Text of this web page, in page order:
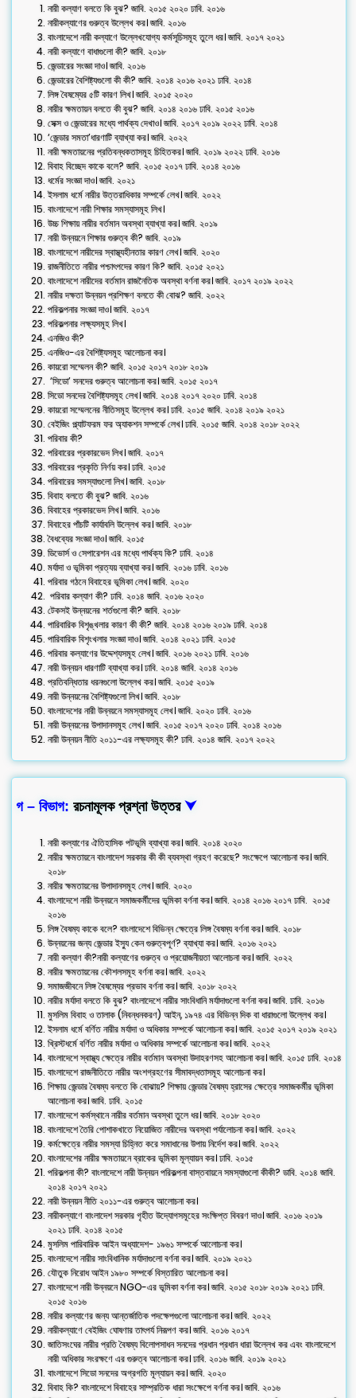
নারী কল্যাণ বলতে কি বুঝ? জাবি. ২০১৫ ২০২০ ঢাবি. ২০১৬
নারীকল্যাণের গুরুত্ব উল্লেখ কর। জাবি. ২০১৬
বাংলাদেশে নারী কল্যাণে উল্লেখযোগ্য কর্মসূচিসমূহ তুলে ধর। জাবি. ২০১৭ ২০২১
নারী কল্যাণে বাধাগুলো কী? জাবি. ২০১৮
জেন্ডারের সংজ্ঞা দাও। জাবি. ২০১৬
জেন্ডারের বৈশিষ্ট্যগুলো কী কী? জাবি. ২০১৪ ২০১৬ ২০২১ ঢাবি. ২০১৪
লিঙ্গ বৈষম্যের ৫টি কারণ লিখ। জাবি. ২০১৫ ২০২০
নারীর ক্ষমতায়ন বলতে কী বুঝ? জাবি. ২০১৪ ২০১৬ ঢাবি. ২০১৫ ২০১৬
সেক্স ও জেন্ডারের মধ্যে পার্থক্য দেখাও। জাবি. ২০১৭ ২০১৯ ২০২২ ঢাবি. ২০১৪
‘জেন্ডার সমতা’ধারণাটি ব্যাখ্যা কর। জাবি. ২০২২
নারী ক্ষমতায়নের প্রতিবন্ধকতাসমূহ চিহিতকর। জাবি. ২০১৯ ২০২২ ঢাবি. ২০১৬
বিবাহ বিচ্ছেদ কাকে বলে? জাবি. ২০১৫ ২০১৭ ঢাবি. ২০১৪ ২০১৬
ধর্মের সংজ্ঞা দাও। জাবি. ২০২১
ইসলাম ধর্মে নারীর উত্তরাধিকার সম্পর্কে লেখ। জাবি. ২০২২
বাংলাদেশে নারী শিক্ষার সমস্যাসমূহ লিখ।
উচ্চ শিক্ষায় নারীর বর্তমান অবস্থা ব্যাখ্যা কর। জাবি. ২০১৯
নারী উন্নয়নে শিক্ষার গুরুত্ব কী? জাবি. ২০১৯
বাংলাদেশে নারীদের স্বাস্থ্যহীনতার কারণ লেখ। জাবি. ২০২০
রাজনীতিতে নারীর পশ্চাৎপদের কারণ কি? জাবি. ২০১৫ ২০২১
বাংলাদেশে নারীদের বর্তমান রাজনৈতিক অবস্থা বর্ণনা কর। জাবি. ২০১৭ ২০১৯ ২০২২
নারীর দক্ষতা উন্নয়ন প্রশিক্ষণ বলতে কী বোঝ? জাবি. ২০২২
পরিকল্পনার সংজ্ঞা দাও। জাবি. ২০১৭
পরিকল্পনার লক্ষ্যসমূহ লিখ।
এনজিও কী?
এনজিও-এর বৈশিষ্ট্যসমূহ আলোচনা কর।
কায়রো সম্মেলন কী? জাবি. ২০১৫ ২০১৭ ২০১৮ ২০১৯
‘সিডো’ সনদের গুরুত্ব আলোচনা কর। জাবি. ২০১৫ ২০১৭
সিডো সনদের বৈশিষ্ট্যসমূহ লেখ। জাবি. ২০১৪ ২০১৭ ২০২০ ঢাবি. ২০১৪
কায়রো সম্মেলনের নীতিসমূহ উল্লেখ কর। ঢাবি. ২০১৫ জাবি. ২০১৪ ২০১৯ ২০২১
বেইজিং প্ল্যাটফরম ফর অ্যাকশন সম্পর্কে লেখ। ঢাবি. ২০১৫ জাবি. ২০১৪ ২০১৮ ২০২২
পরিবার কী?
পরিবারের প্রকারভেদ লিখ। জাবি. ২০১৭
পরিবারের প্রকৃতি নির্ণয় কর। ঢাবি. ২০১৫
পরিবারের সমস্যাগুলো লিখ। জাবি. ২০১৮
বিবাহ বলতে কী বুঝ? জাবি. ২০১৬
বিবাহের প্রকারভেদ লিখ। জাবি. ২০১৬
বিবাহের পাঁচটি কার্যাবলি উল্লেখ কর। জাবি. ২০১৮
বৈধব্যের সংজ্ঞা দাও। জাবি. ২০১৫
ডিভোর্স ও সেপারেশন এর মধ্যে পার্থক্য কি? ঢাবি. ২০১৪
মর্যাদা ও ভূমিকা প্রত্যয় ব্যাখ্যা কর। জাবি. ২০১৬ ঢাবি. ২০১৬
পরিবার গঠনে বিবাহের ভূমিকা লেখ। জাবি. ২০২০
পরিবার কল্যাণ কী? ঢাবি. ২০১৪ জাবি. ২০১৬ ২০২০
টেকসই উন্নয়নের শর্তগুলো কী? জাবি. ২০১৮
পারিবারিক বিশৃঙ্খলার কারণ কী কী? জাবি. ২০১৪ ২০১৬ ২০১৯ ঢাবি. ২০১৪
পারিবারিক বিশৃংখলার সংজ্ঞা দাও। জাবি. ২০১৪ ২০২১ ঢাবি. ২০১৫
পরিবার কল্যাণের উদ্দেশ্যসমূহ লেখ। জাবি. ২০১৬ ২০২১ ঢাবি. ২০১৬
নারী উন্নয়ন ধারণাটি ব্যাখ্যা কর। ঢাবি. ২০১৪ জাবি. ২০১৪ ২০১৬
প্রতিবন্ধিতার ধরনগুলো উল্লেখ কর। জাবি. ২০১৫ ২০১৯
নারী উন্নয়নের বৈশিষ্ট্যগুলো লিখ। জাবি. ২০১৮
বাংলাদেশের নারী উন্নয়নে সমস্যাসমূহ লেখ। জাবি. ২০২০ ঢাবি. ২০১৬
নারী উন্নয়নের উপাদানসমূহ লেখ। জাবি. ২০১৫ ২০১৭ ২০২০ ঢাবি. ২০১৪ ২০১৬
নারী উন্নয়ন নীতি ২০১১-এর লক্ষ্যসমূহ কী? ঢাবি. ২০১৪ জাবি. ২০১৭ ২০২২
গ – বিভাগ: রচনামূলক প্রশ্না উত্তর ⮟
নারী কল্যাণের ঐতিহাসিক পটভূমি ব্যাখ্যা কর। জাবি. ২০১৪ ২০২০
নারীর ক্ষমতায়নে বাংলাদেশ সরকার কী কী ব্যবস্থা গ্রহণ করেছে? সংক্ষেপে আলোচনা কর। জাবি.
২০১৮
নারীর ক্ষমতায়নের উপাদানসমূহ লেখ। জাবি. ২০২০
বাংলাদেশে নারী উন্নয়নে সমাজকর্মীদের ভূমিকা বর্ণনা কর। জাবি. ২০১৪ ২০১৬ ২০১৭ ঢাবি. ২০১৫
২০১৬
লিঙ্গ বৈষম্য কাকে বলে? বাংলাদেশে বিভিন্ন ক্ষেত্রে লিঙ্গ বৈষম্য বর্ণনা কর। জাবি. ২০১৮
উন্নয়নের জন্য জেন্ডার ইস্যু কেন গুরুত্বপূর্ণ? ব্যাখ্যা কর। জাবি. ২০১৬ ২০২১
নারী কল্যাণ কী?নারী কল্যাণের গুরুত্ব ও প্রয়োজনীয়তা আলোচনা কর। জাবি. ২০২২
নারীর ক্ষমতায়নের কৌশলসমূহ বর্ণনা কর। জাবি. ২০২২
সমাজজীবনে লিঙ্গ বৈষম্যের প্রভাব বর্ণনা কর। জাবি. ২০১৮ ২০২২
নারীর মর্যাদা বলতে কি বুঝ? বাংলাদেশে নারীর সাংবিধানি মর্যাদাগুলো বর্ণনা কর। জাবি. ঢাবি. ২০১৬
মুসলিম বিবাহ ও তালাক (নিবন্ধনকরণ) আইন, ১৯৭৪ এর বিভিন্ন দিক বা ধারাগুলো উল্লেখ কর।
ইসলাম ধর্মে বর্ণিত নারীর মর্যাদা ও অধিকার সম্পর্কে আলোচনা কর। জাবি. ২০১৫ ২০১৭ ২০১৯ ২০২১
খ্রিস্টধর্মে বর্ণিত নারীর মর্যাদা ও অধিকার সম্পর্কে আলোচনা কর। জাবি. ২০২২
বাংলাদেশে স্বাস্থ্য ক্ষেত্রে নারীর বর্তমান অবস্থা উদাহরণসহ আলোচনা কর। জাবি. ২০১৫ ঢাবি. ২০১৪
বাংলাদেশে রাজনীতিতে নারীর অংশগ্রহণের সীমাবদ্ধতাসমূহ আলোচনা কর।
শিক্ষায় জেন্ডার বৈষম্য বলতে কি বোঝায়? শিক্ষায় জেন্ডার বৈষম্য হ্রাসের ক্ষেত্রে সমাজকর্মীর ভূমিকা
আলোচনা কর। জাবি. ঢাবি. ২০১৫
বাংলাদেশে কর্মস্থানে নারীর বর্তমান অবস্থা তুলে ধর। জাবি. ২০১৮ ২০২০
বাংলাদেশে তৈরি পোশাকখাতে নিয়োজিত নারীদের অবস্থা পর্যালোচনা কর। জাবি. ২০২২
কর্মক্ষেত্রে নারীর সমস্যা চিহ্নিত করে সমাধানের উপায় নির্দেশ কর। জাবি. ২০২২
বাংলাদেশের নারীর ক্ষমতায়নে ব্রাকের ভূমিকা মূল্যায়ন কর। ঢাবি. ২০১৫
পরিকল্পনা কী? বাংলাদেশে নারী উন্নয়ন পরিকল্পনা বাস্তবায়নে সমস্যাগুলো কীকী? ডাবি. ২০১৪ জাবি.
২০১৪ ২০১৭ ২০২১
নারী উন্নয়ন নীতি ২০১১-এর গুরুত্ব আলোচনা কর।
নারীকল্যাণে বাংলাদেশ সরকার গৃহীত উদ্যোগসমূহের সংক্ষিপ্ত বিবরণ দাও। জাবি. ২০১৬ ২০১৯
২০২১ ঢাবি. ২০১৪ ২০১৫
মুসলিম পারিবারিক আইন অধ্যাদেশ- ১৯৬১ সম্পর্কে আলোচনা কর।
বাংলাদেশে নারীর সাংবিধানিক মর্যাদাগুলো বর্ণনা কর। জাবি. ২০১৯ ২০২১
যৌতুক নিরোধ আইন ১৯৮০ সম্পর্কে বিস্তারিত আলোচনা কর।
বাংলাদেশে নারী উন্নয়নে NGO-এর ভূমিকা বর্ণনা কর। জাবি. ২০১৫ ২০১৮ ২০১৯ ২০২১ ঢাবি.
২০১৫ ২০১৬
নারীর কল্যাণের জন্য আন্তর্জাতিক পদক্ষেপগুলো আলোচনা কর। জাবি. ২০২২
নারীকল্যাণে বেইজিং ঘোষণার তাৎপর্য নিরূপণ কর। জাবি. ২০১৬ ২০১৭
জাতিসংঘের নারীর প্রতি বৈষম্য বিলোপসাধন সনদের প্রধান প্রধান ধারা উল্লেখ কর এবং বাংলাদেশে
নারী অধিকার সংরক্ষণে এর গুরুত্ব আলোচনা কর। ঢাবি. ২০১৬ জাবি. ২০১৯ ২০২১
বাংলাদেশে সিডো সনদের অগ্রগতি মূল্যায়ন কর। জাবি. ২০২০
বিবাহ কি? বাংলাদেশে বিবাহের সাম্প্রতিক ধারা সংক্ষেপে বর্ণনা কর। জাবি. ২০১৬